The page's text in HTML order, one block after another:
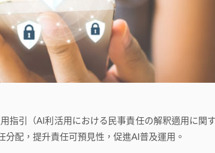
指引（AI利活用における民事責任の解釈適用に関
配，提升責任可預見性，促進AI普及運用。